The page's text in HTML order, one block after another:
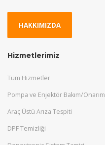
HAKKIMIZDA
Hizmetlerimiz
Tüm Hizmetler
Pompa ve Enjektör Bakım/Onarım
Araç Üstü Arıza Tespiti
DPF Temizliği